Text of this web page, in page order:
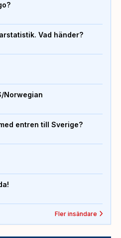
Vad händer?
Norwegian
entren till Sverige?
Fler insändare